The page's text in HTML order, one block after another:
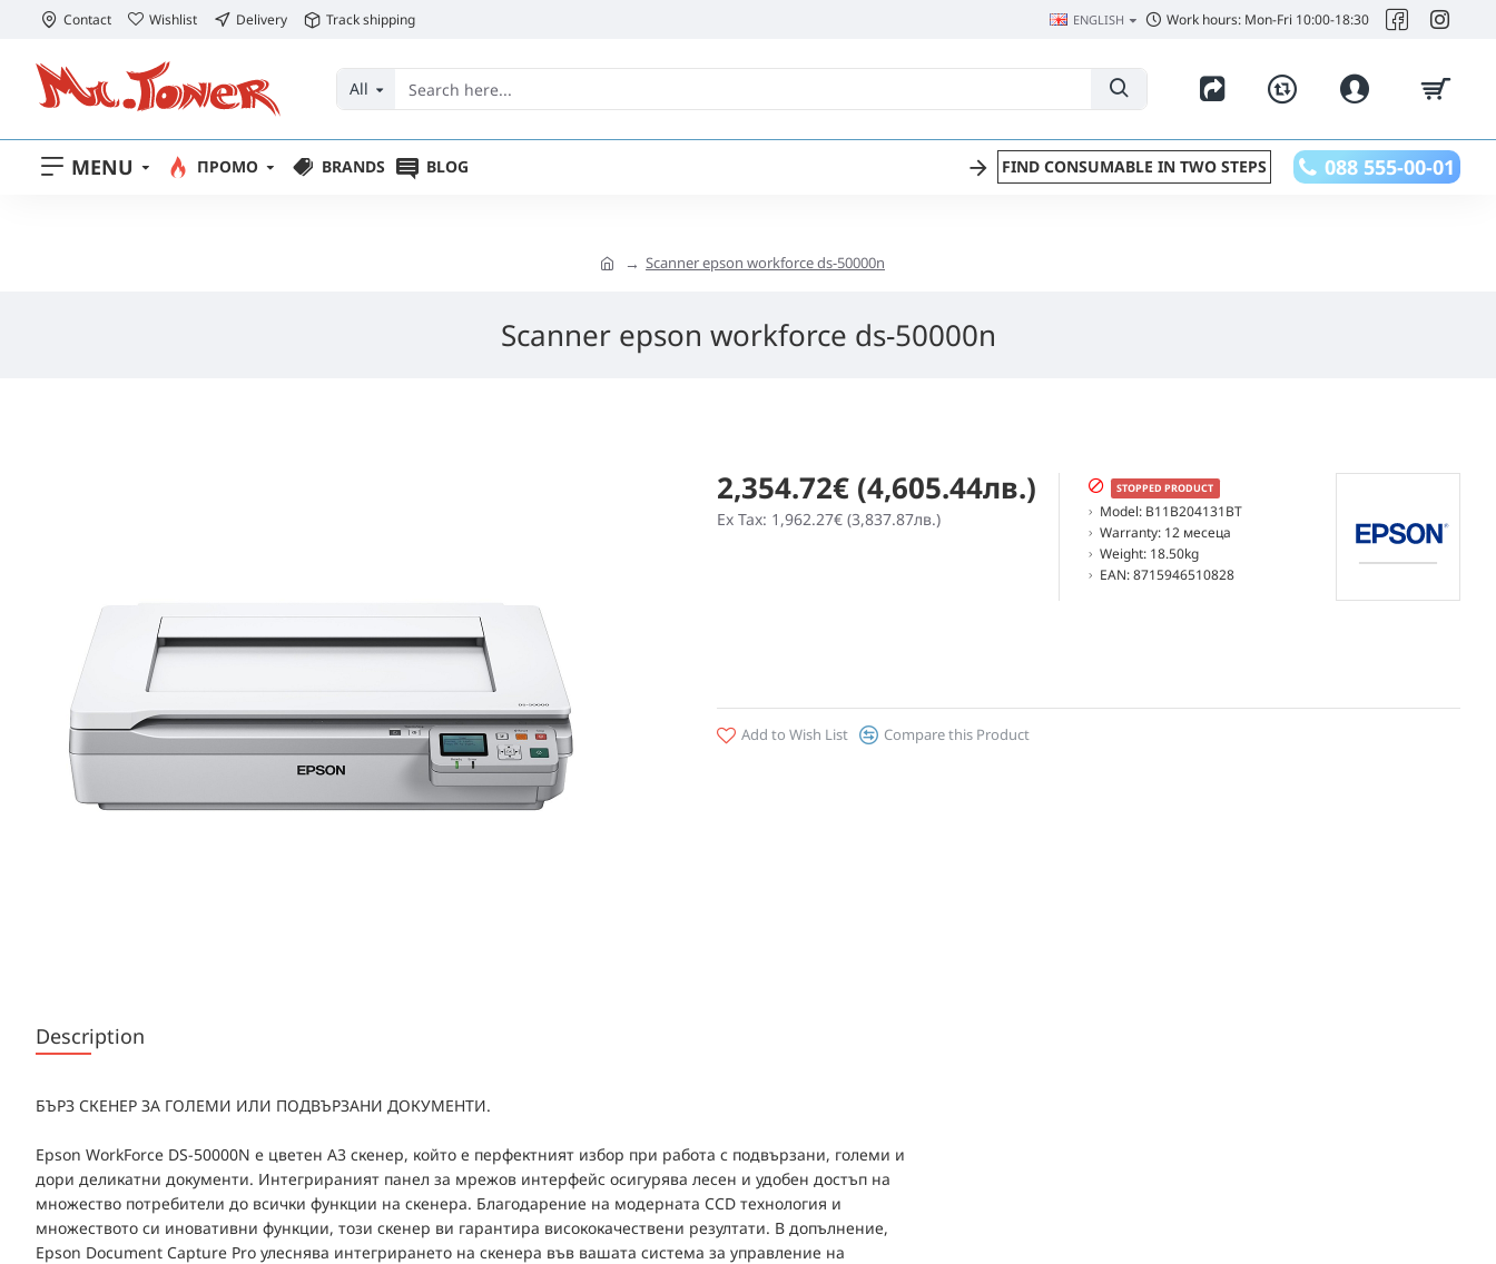
Contact Wishlist Delivery Track shipping ENGLISH Work hours: Mon-Fri 10:00-18:30
All
MENU ПРОМО BRANDS BLOG FIND CONSUMABLE IN TWO STEPS 088 555-00-01
Scanner epson workforce ds-50000n
Scanner epson workforce ds-50000n
2,354.72€ (4,605.44лв.)
Ex Tax: 1,962.27€ (3,837.87лв.)
STOPPED PRODUCT
Model: B11B204131BT
Warranty: 12 месеца
Weight: 18.50kg
EAN:8715946510828
Add to Wish List Compare this Product
Description
БЪРЗ СКЕНЕР ЗА ГОЛЕМИ ИЛИ ПОДВЪРЗАНИ ДОКУМЕНТИ.
Epson WorkForce DS-50000N e цветен А3 скенер, който е перфектният избор при работа с подвързани, големи и
дори деликатни документи. Интегрираният панел за мрежов интерфейс осигурява лесен и удобен достъп на
множество потребители до всички функции на скенера. Благодарение на модерната CCD технология и
множеството си иновативни функции, този скенер ви гарантира висококачествени резултати. В допълнение,
Epson Document Capture Pro улеснява интегрирането на скенера във вашата система за управление на